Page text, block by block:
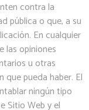
contra la
pública o que, a su
En cualquier
las opiniones
u otras
pueda haber. El
ningún tipo
Sitio Web y el